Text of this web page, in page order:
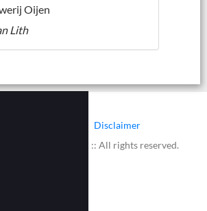
Oijen
Lith
Disclaimer
www.bieretiketten.nl :: All rights reserved.